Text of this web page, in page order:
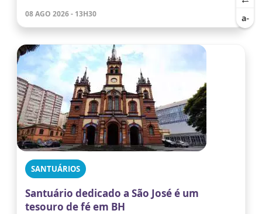
08 AGO 2026 - 13H30
SANTUÁRIOS
Santuário dedicado a São José é um
tesouro de fé em BH